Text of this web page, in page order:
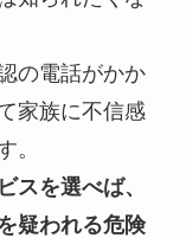
の電話がかか
家族に不信感
。
スを選べば、
疑われる危険